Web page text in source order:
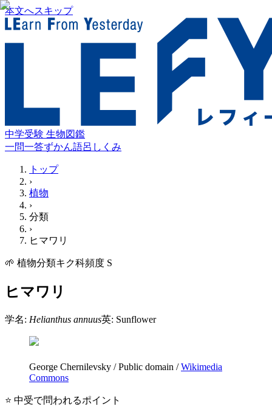
本文へスキップ
中学受験 生物図鑑
一問一答ずかん語呂 しくみ
トップ
›
植物
›
分類
›
ヒマワリ
🌱 植物分類キク科頻度 S
ヒマワリ
学名: Helianthus annuus英: Sunflower
George Chernilevsky /Public domain / Wikimedia
Commons
⭐ 中受で問われるポイント